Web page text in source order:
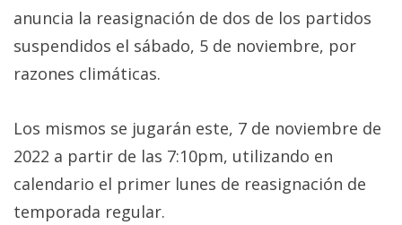
anuncia la reasignación de dos de los partidos
suspendidos el sábado, 5 de noviembre, por
razones climáticas.
Los mismos se jugarán este, 7 de noviembre de
2022 a partir de las 7:10pm, utilizando en
calendario el primer lunes de reasignación de
temporada regular.